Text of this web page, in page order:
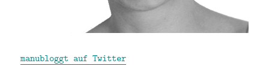
manubloggt auf Twitter